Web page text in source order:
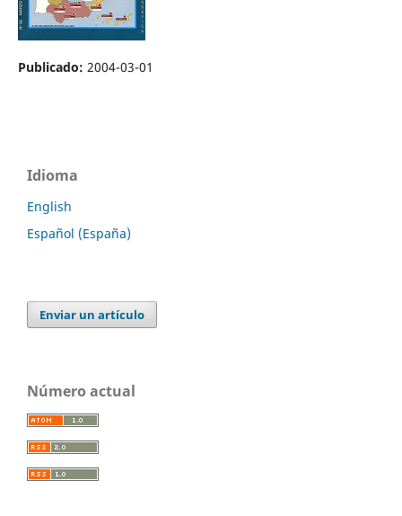
Publicado: 2004-03-01
Idioma
English
Español (España)
Enviar un artículo
Número actual